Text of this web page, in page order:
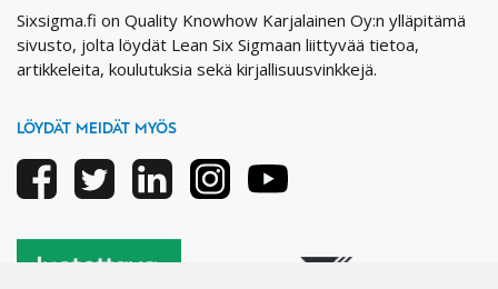
Sixsigma.fi on Quality Knowhow Karjalainen Oy:n ylläpitämä
sivusto, jolta löydät Lean Six Sigmaan liittyvää tietoa,
artikkeleita, koulutuksia sekä kirjallisuusvinkkejä.
LÖYDÄT MEIDÄT MYÖS
FacebookTwitter LinkedinInstagramYoutube